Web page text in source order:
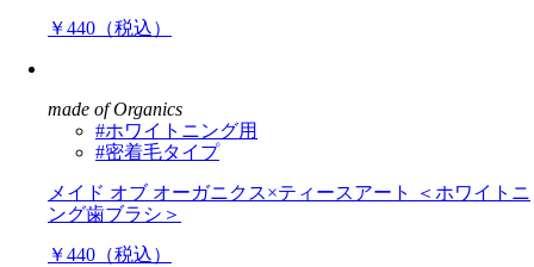
￥440（税込）
made of Organics
#ホワイトニング用
#密着毛タイプ
メイド オブ オーガニクス×ティースアート ＜ホワイトニ
ング歯ブラシ＞
￥440（税込）